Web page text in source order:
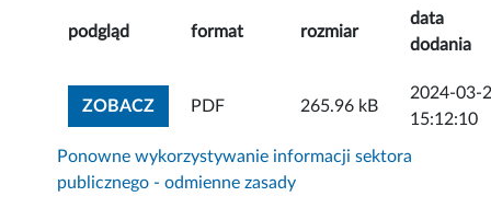
podgląd format rozmiar
data
dodania
ZOBACZZOBACZ ZAŁĄCZNIK
PDF 265.96 kB
2024-03-
15:12:10
Ponowne wykorzystywanie informacji sektora
publicznego - odmienne zasady